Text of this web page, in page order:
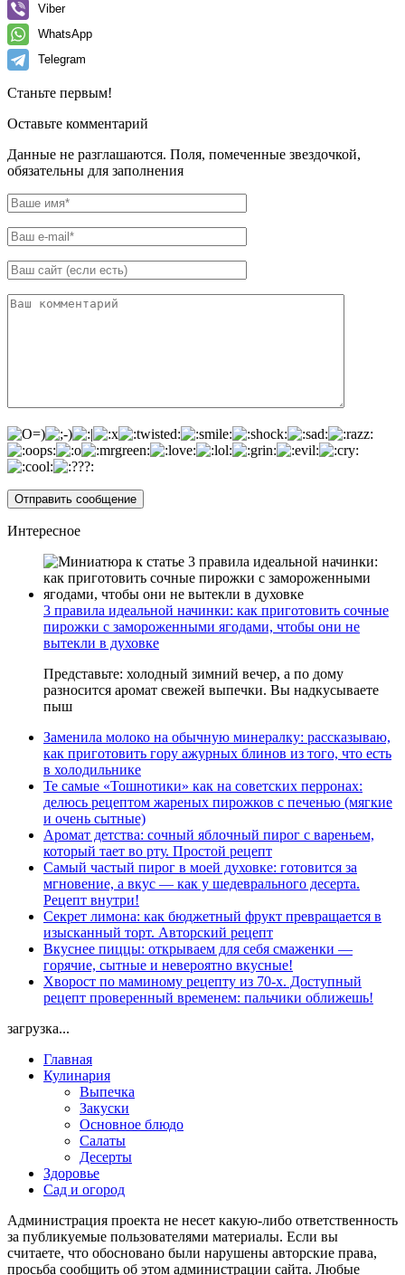
Viber
WhatsApp
Telegram
Станьте первым!
Оставьте комментарий
Данные не разглашаются. Поля, помеченные звездочкой,
обязательны для заполнения
Интересное
3 правила идеальной начинки: как приготовить сочные
пирожки с замороженными ягодами, чтобы они не
вытекли в духовке
Представьте: холодный зимний вечер, а по дому
разносится аромат свежей выпечки. Вы надкусываете
пыш
Заменила молоко на обычную минералку: рассказываю,
как приготовить гору ажурных блинов из того, что есть
в холодильнике
Те самые «Тошнотики» как на советских перронах:
делюсь рецептом жареных пирожков с печенью (мягкие
и очень сытные)
Аромат детства: сочный яблочный пирог с вареньем,
который тает во рту. Простой рецепт
Самый частый пирог в моей духовке: готовится за
мгновение, а вкус — как у шедеврального десерта.
Рецепт внутри!
Секрет лимона: как бюджетный фрукт превращается в
изысканный торт. Авторский рецепт
Вкуснее пиццы: открываем для себя смаженки —
горячие, сытные и невероятно вкусные!
Хворост по маминому рецепту из 70-х. Доступный
рецепт проверенный временем: пальчики оближешь!
загрузка...
Главная
Кулинария
Выпечка
Закуски
Основное блюдо
Салаты
Десерты
Здоровье
Сад и огород
Администрация проекта не несет какую-либо ответственность
за публикуемые пользователями материалы. Если вы
считаете, что обосновано были нарушены авторские права,
просьба сообщить об этом администрации сайта. Любые